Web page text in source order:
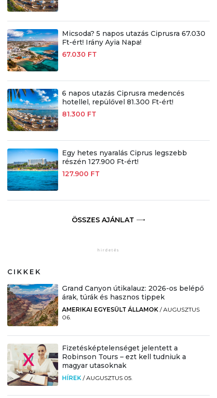
Micsoda? 5 napos utazás Ciprusra 67.030
Ft-ért! Irány Ayia Napa!
67.030 FT
6 napos utazás Ciprusra medencés
hotellel, repülővel 81.300 Ft-ért!
81.300 FT
Egy hetes nyaralás Ciprus legszebb
részén 127.900 Ft-ért!
127.900 FT
ÖSSZES AJÁNLAT
CIKKEK
Grand Canyon útikalauz: 2026-os belépő
árak, túrák és hasznos tippek
AMERIKAI EGYESÜLT ÁLLAMOK /AUGUSZTUS
06.
Fizetésképtelenséget jelentett a
Robinson Tours – ezt kell tudniuk a
magyar utasoknak
HÍREK /AUGUSZTUS 05.